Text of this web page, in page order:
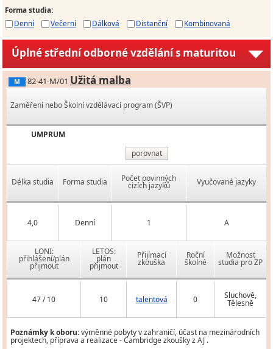
Forma studia:
Denní
Večerní Dálková Distanční Kombinovaná
Úplné střední odborné vzdělání s maturitou
M 82-41-M/01 Užitá malba
Zaměření nebo Školní vzdělávací program (ŠVP)
UMPRUM
porovnat
Délka studia Forma studia Počet povinných
cizích jazyků Vyučované jazyky
4,0 Denní 1 A
LONI:
přihlášení/plán
přijmout
LETOS:
plán
přijmout
Přijímací
zkouška
Roční
školné
Možnost
studia pro ZP
47 / 10 10 talentová 0 Sluchově,
Tělesně
Poznámky k oboru:výměnné pobyty v zahraničí, účast na mezinárodních
projektech, příprava a realizace - Cambridge zkoušky z AJ .